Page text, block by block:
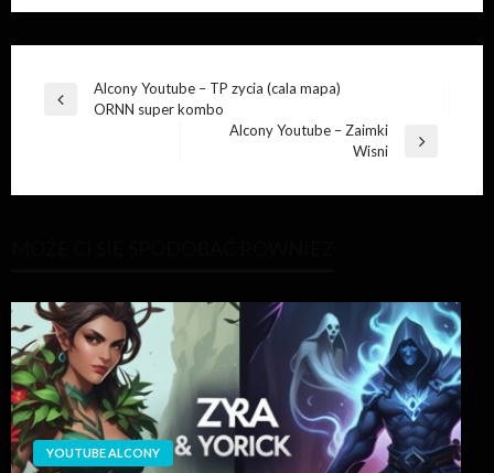
Nawigacja
wpisu
Poprzedni
Alcony Youtube – TP zycia (cala mapa)
ORNN super kombo
Alcony Youtube – Zaimki
Wisni
YOUTUBE ALCONY